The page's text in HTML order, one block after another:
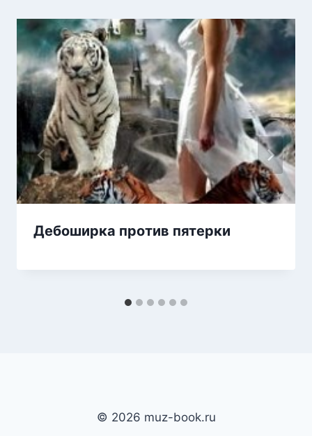
Дебоширка против пятерки
© 2026 muz-book.ru